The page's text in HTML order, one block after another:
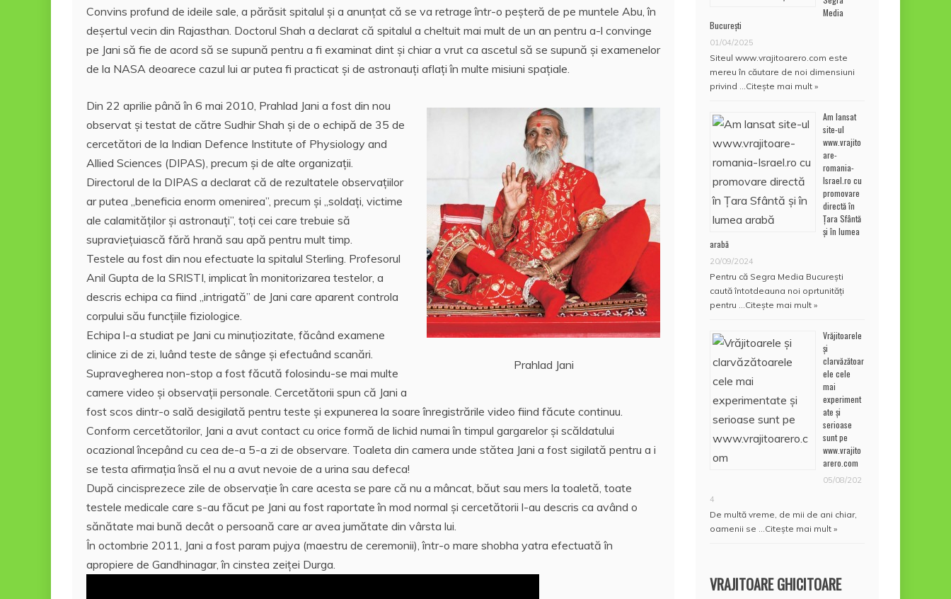
Convins profund de ideile sale, a părăsit spitalul și a anunțat că se va retrage într-o peșteră de pe muntele Abu, în
deșertul vecin din Rajasthan. Doctorul Shah a declarat că spitalul a cheltuit mai mult de un an pentru a-l convinge
pe Jani să fie de acord să se supună pentru a fi examinat dint și chiar a vrut ca ascetul să se supună şi examenelor
de la NASA deoarece cazul lui ar putea fi practicat şi de astronauți aflaţi în multe misiuni spaţiale.
Prahlad Jani
Din 22 aprilie până în 6 mai 2010, Prahlad Jani a fost din nou
observat și testat de către Sudhir Shah și de o echipă de 35 de
cercetători de la Indian Defence Institute of Physiology and
Allied Sciences (DIPAS), precum și de alte organizații.
Directorul de la DIPAS a declarat că de rezultatele observațiilor
ar putea „beneficia enorm omenirea”, precum și „soldați, victime
ale calamităților și astronauţi”, toţi cei care trebuie să
supravieţuiască fără hrană sau apă pentru mult timp.
Testele au fost din nou efectuate la spitalul Sterling. Profesorul
Anil Gupta de la SRISTI, implicat în monitorizarea testelor, a
descris echipa ca fiind „intrigată” de Jani care aparent controla
corpului său funcțiile fiziologice.
Echipa l-a studiat pe Jani cu minuţiozitate, făcând examene
clinice zi de zi, luând teste de sânge şi efectuând scanări.
Supravegherea non-stop a fost făcută folosindu-se mai multe
camere video și observații personale. Cercetătorii spun că Jani a
fost scos dintr-o sală desigilată pentru teste şi expunerea la soare înregistrările video fiind făcute continuu.
Conform cercetătorilor, Jani a avut contact cu orice formă de lichid numai în timpul gargarelor și scăldatului
ocazional începând cu cea de-a 5-a zi de observare. Toaleta din camera unde stătea Jani a fost sigilată pentru a i
se testa afirmația însă el nu a avut nevoie de a urina sau defeca!
După cincisprezece zile de observație în care acesta se pare că nu a mâncat, băut sau mers la toaletă, toate
testele medicale care s-au făcut pe Jani au fost raportate în mod normal și cercetătorii l-au descris ca având o
sănătate mai bună decât o persoană care ar avea jumătate din vârsta lui.
În octombrie 2011, Jani a fost param pujya (maestru de ceremonii), într-o mare shobha yatra efectuată în
apropiere de Gandhinagar, în cinstea zeiţei Durga.
Media
București
01/04/2025
Siteul www.vrajitoarero.com este
mereu în căutare de noi dimensiuni
privind … Citește mai mult »
Am lansat
site-ul
www.vrajito
are-
romania-
Israel.ro cu
promovare
directă în
Țara Sfântă
și în lumea
arabă
20/09/2024
Pentru că Segra Media București
caută întotdeauna noi oprtunități
pentru … Citește mai mult »
Vrăjitoarele
și
clarvăzătoar
ele cele
mai
experiment
ate și
serioase
sunt pe
www.vrajito
arero.com
05/08/202
4
De multă vreme, de mii de ani chiar,
oamenii se … Citește mai mult »
VRAJITOARE GHICITOARE